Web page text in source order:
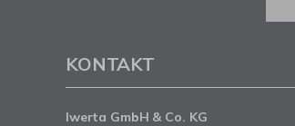
KONTAKT
Iwerta GmbH & Co. KG